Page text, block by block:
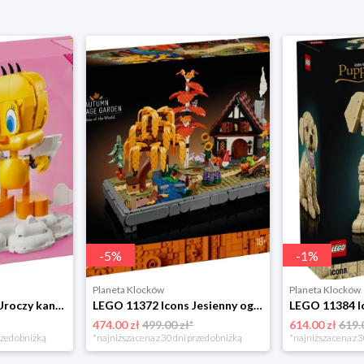
LEGO 40824 Icons Uroczy kanarek Tweety Lego
obniżką
-5%
Planeta Klocków
LEGO 11372 Icons Jesienny ogród z chatką Lego
474.00 zł499.00 zł*
*najniższa cena z 30 dni przed obniżką
-1%
Planeta Klocków
614.00 zł
*najniższa cena z